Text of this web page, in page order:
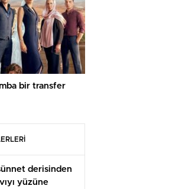
bir transfer
derisinden
yüzüne